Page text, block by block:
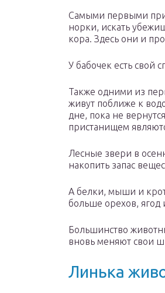
Самыми первыми
норки, искать
кора. Здесь они и
У бабочек есть свой
Также одними из
живут поближе к
дне, пока не
пристанищем
Лесные звери в
накопить запас
А белки, мыши и
больше орехов,
Большинство
вновь меняют свои
Линька